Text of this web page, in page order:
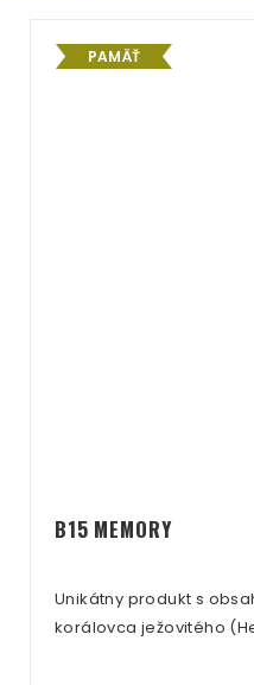
súčasť výživových
rastie vzácne, obyčajne
paraziticky na živých
PAMÄŤ
B15 MEMORY
Unikátny produkt s
korálovca ježovitého